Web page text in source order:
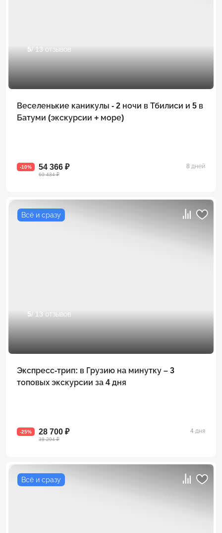
5/ 13 отзывов
Веселенькие каникулы - 2 ночи в Тбилиси и 5 в
Батуми (экскурсии + море)
-10% 54 366 ₽
60 434 ₽
8 дней
Всё и сразу
5/ 13 отзывов
Экспресс-трип: в Грузию на минутку – 3
топовых экскурсии за 4 дня
-25% 28 700 ₽
38 294 ₽
4 дня
Всё и сразу